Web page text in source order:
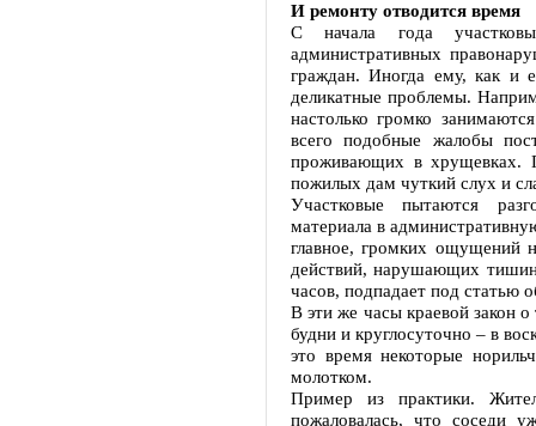
И ремонту отводится время
С начала года
административных
граждан. Иногда ему, как и
деликатные проблемы.
настолько громко
всего подобные жалобы
проживающих в хрущевках.
пожилых дам чуткий слух и
Участковые пытаются
материала в
главное, громких ощущений
действий, нарушающих
часов, подпадает под статью
В эти же часы краевой закон
будни и круглосуточно – в
это время некоторые
молотком.
Пример из практики.
пожаловалась, что соседи